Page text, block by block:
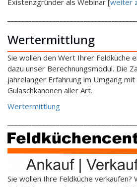
Existenzgründer als Webinar [weiter
Wertermittlung
Sie wollen den Wert Ihrer Feldküche
dazu unser Berechnungsmodul. Die
jahrelanger Erfahrung im Umgang mit
Gulaschkanonen aller Art.
Wertermittlung
Sie wollen Ihre Feldküche verkaufen?